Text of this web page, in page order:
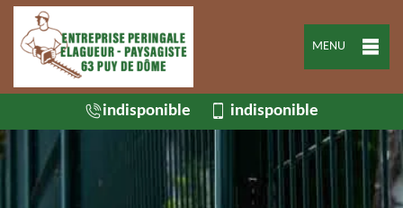
MENU
indisponible indisponible